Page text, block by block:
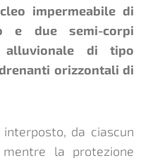
impermeabile di
e due semi-corpi
di tipo
orizzontali di
da ciascun
la protezione